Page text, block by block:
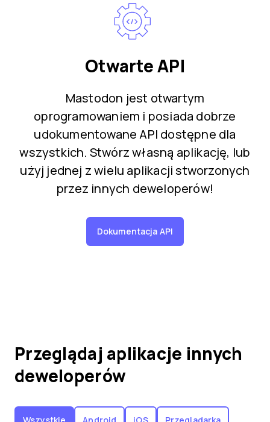
Otwarte API
Mastodon jest otwartym
oprogramowaniem i posiada dobrze
udokumentowane API dostępne dla
wszystkich. Stwórz własną aplikację, lub
użyj jednej z wielu aplikacji stworzonych
przez innych deweloperów!
Dokumentacja API
Przeglądaj aplikacje innych
deweloperów